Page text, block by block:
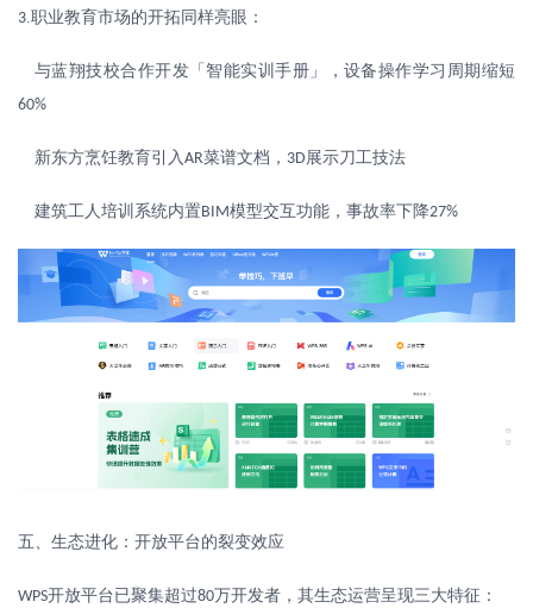
3.职业教育市场的开拓同样亮眼：
与蓝翔技校合作开发「智能实训手册」，设备操作学习周期缩短
60%
新东方烹饪教育引入AR菜谱文档， 3D展示刀工技法
建筑工人培训系统内置BIM模型交互功能，事故率下降27%
五、生态进化：开放平台的裂变效应
WPS开放平台已聚集超过80万开发者，其生态运营呈现三大特征：